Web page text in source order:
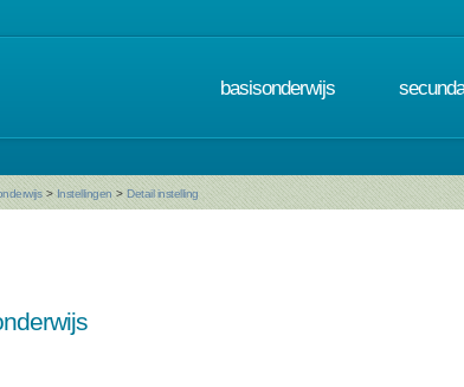
basisonderwijs
> Instellingen > Detail instelling